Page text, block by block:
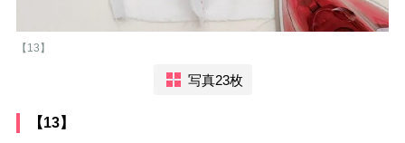
【13】
写真23枚
【13】